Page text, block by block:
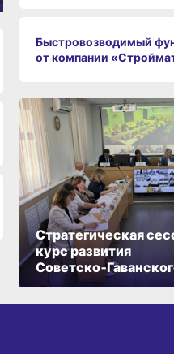
Быстровозводимый
от компании
Стратегическая
курс развития